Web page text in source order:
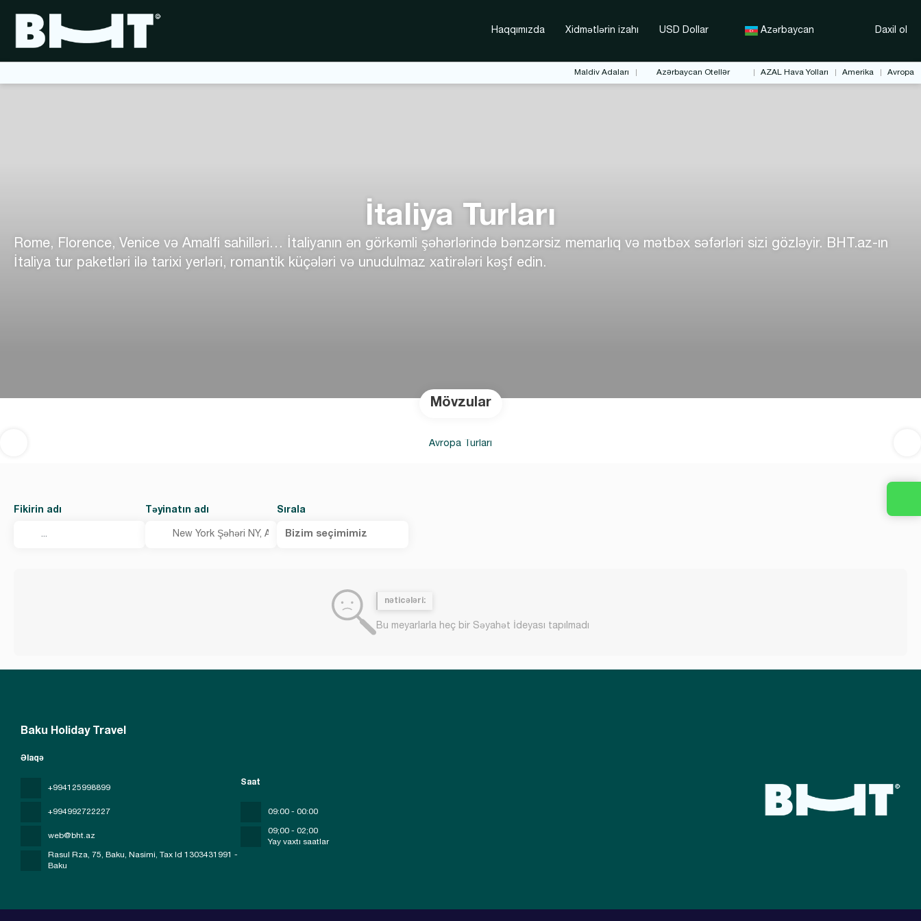
Haqqımızda Xidmətlərin izahı USD Dollar Azərbaycan Daxil ol
Maldiv Adaları Azərbaycan Otellər AZAL Hava Yolları Amerika Avropa
İtaliya Turları
Rome, Florence, Venice və Amalfi sahilləri… İtaliyanın ən görkəmli şəhərlərində bənzərsiz memarlıq və mətbəx səfərləri sizi gözləyir. BHT.az-ın
İtaliya tur paketləri ilə tarixi yerləri, romantik küçələri və unudulmaz xatirələri kəşf edin.
Mövzular
Avropa Turları
Fikirin adı Təyinatın adı Sırala
Bizim seçimimiz
nəticələri:
Bu meyarlarla heç bir Səyahət İdeyası tapılmadı
Baku Holiday Travel
Əlaqə
+994125998899
+994992722227
web@bht.az
Rasul Rza, 75, Baku, Nasimi, Tax Id 1303431991 -
Baku
Saat
09:00 - 00:00
09;00 - 02;00
Yay vaxtı saatlar